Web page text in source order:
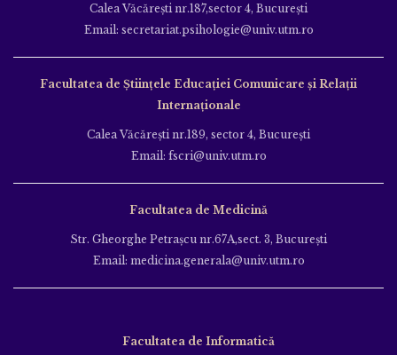
Calea Văcăreşti nr.187,sector 4, Bucureşti
Email: secretariat.psihologie@univ.utm.ro
Facultatea de Ştiinţele Educației Comunicare și Relații
Internaționale
Calea Văcăreşti nr.189, sector 4, Bucureşti
Email: fscri@univ.utm.ro
Facultatea de Medicină
Str. Gheorghe Petraşcu nr.67A,sect. 3, Bucureşti
Email: medicina.generala@univ.utm.ro
Facultatea de Informatică